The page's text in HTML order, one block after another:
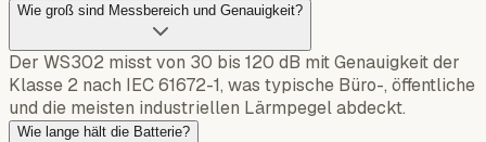
Wie groß sind Messbereich und Genauigkeit?
Der WS302 misst von 30 bis 120 dB mit Genauigkeit der
Klasse 2 nach IEC 61672-1, was typische Büro-, öffentliche
und die meisten industriellen Lärmpegel abdeckt.
Wie lange hält die Batterie?